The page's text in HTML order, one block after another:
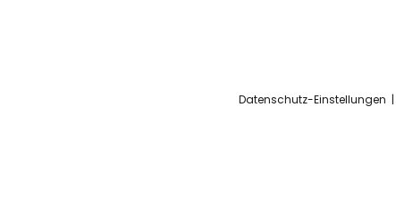
Datenschutz-Einstellungen